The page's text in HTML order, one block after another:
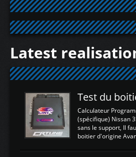
Latest
Calculateur
(spécifique) Nissan
sans le support, Il
boitier d'origine